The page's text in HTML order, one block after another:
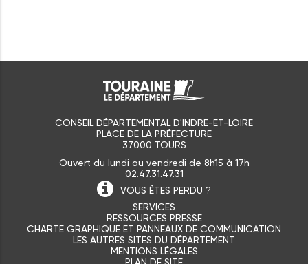
CONSEIL DÉPARTEMENTAL D'INDRE-ET-LOIRE
PLACE DE LA PRÉFECTURE
37000 TOURS
Ouvert du lundi au vendredi de 8h15 à 17h
02.47.31.47.31
VOUS ÊTES PERDU ?
SERVICES
RESSOURCES PRESSE
CHARTE GRAPHIQUE ET PANNEAUX DE COMMUNICATION
LES AUTRES SITES DU DÉPARTEMENT
MENTIONS LÉGALES
PLAN DE SITE